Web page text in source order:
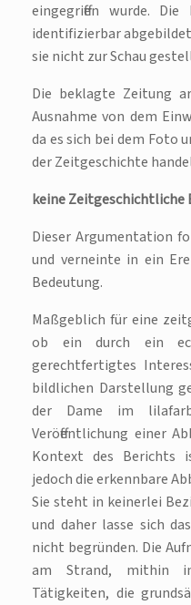
eingegriffen wurde.
identifizierbar
sie nicht zur Schau
Die beklagte Zeitung
Ausnahme von dem
da es sich bei dem Foto
der Zeitgeschichte
keine Zeitgeschichtliche
Dieser Argumentation
und verneinte in ein
Bedeutung.
Maßgeblich für eine
ob ein durch ein
gerechtfertigtes
bildlichen Darstellung
der Dame im
Veröffentlichung einer
Kontext des Berichts
jedoch die erkennbare
Sie steht in keinerlei
und daher lasse sich
nicht begründen. Die
am Strand, mithin
Tätigkeiten, die